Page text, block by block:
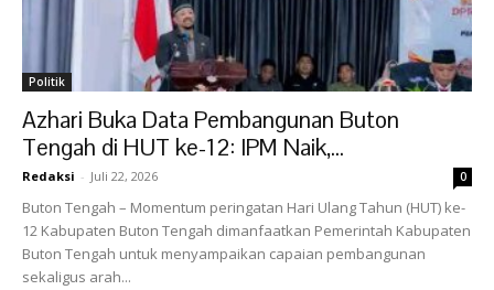
Politik
Azhari Buka Data Pembangunan Buton
Tengah di HUT ke-12: IPM Naik,...
Redaksi - Juli 22, 2026 0
Buton Tengah – Momentum peringatan Hari Ulang Tahun (HUT) ke-
12 Kabupaten Buton Tengah dimanfaatkan Pemerintah Kabupaten
Buton Tengah untuk menyampaikan capaian pembangunan
sekaligus arah...